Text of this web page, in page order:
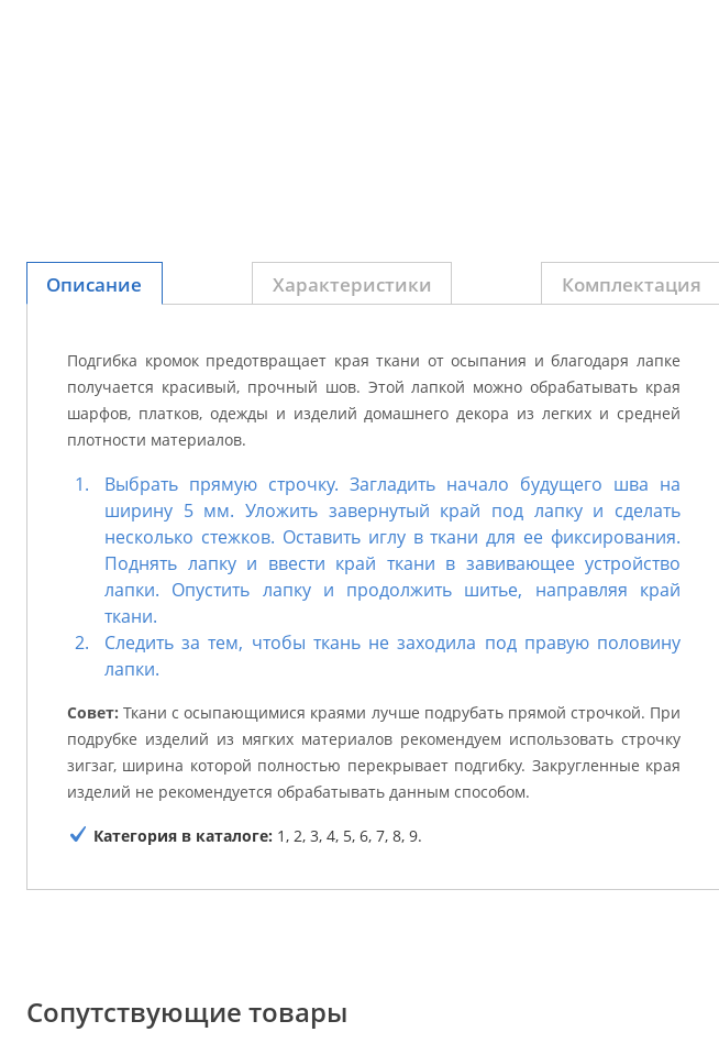
Описание Характеристики Комплектация
Подгибка кромок предотвращает края ткани от осыпания и благодаря лапке
получается красивый, прочный шов. Этой лапкой можно обрабатывать края
шарфов, платков, одежды и изделий домашнего декора из легких и средней
плотности материалов.
Выбрать прямую строчку. Загладить начало будущего шва на
ширину 5 мм. Уложить завернутый край под лапку и сделать
несколько стежков. Оставить иглу в ткани для ее фиксирования.
Поднять лапку и ввести край ткани в завивающее устройство
лапки. Опустить лапку и продолжить шитье, направляя край
ткани.
Следить за тем, чтобы ткань не заходила под правую половину
лапки.
Совет: Ткани с осыпающимися краями лучше подрубать прямой строчкой. При
подрубке изделий из мягких материалов рекомендуем использовать строчку
зигзаг, ширина которой полностью перекрывает подгибку. Закругленные края
изделий не рекомендуется обрабатывать данным способом.
Категория в каталоге: 1, 2, 3, 4, 5, 6, 7, 8, 9.
Сопутствующие товары